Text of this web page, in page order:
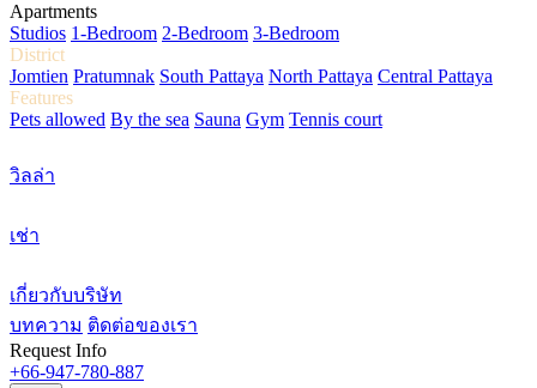
Apartments
Studios 1-Bedroom 2-Bedroom 3-Bedroom
District
Jomtien Pratumnak South Pattaya North Pattaya Central Pattaya
Features
Pets allowed By the sea Sauna Gym Tennis court
วิลล่า
เช่า
เกี่ยวกับบริษัท
บทความ ติดต่อของเรา
Request Info
+66-947-780-887